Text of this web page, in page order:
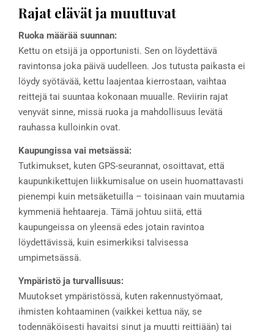
Rajat elävät ja muuttuvat
Ruoka määrää suunnan:
Kettu on etsijä ja opportunisti. Sen on löydettävä
ravintonsa joka päivä uudelleen. Jos tutusta paikasta ei
löydy syötävää, kettu laajentaa kierrostaan, vaihtaa
reittejä tai suuntaa kokonaan muualle. Reviirin rajat
venyvät sinne, missä ruoka ja mahdollisuus levätä
rauhassa kulloinkin ovat.
Kaupungissa vai metsässä:
Tutkimukset, kuten GPS-seurannat, osoittavat, että
kaupunkikettujen liikkumisalue on usein huomattavasti
pienempi kuin metsäketuilla – toisinaan vain muutamia
kymmeniä hehtaareja. Tämä johtuu siitä, että
kaupungeissa on yleensä edes jotain ravintoa
löydettävissä, kuin esimerkiksi talvisessa
umpimetsässä.
Ympäristö ja turvallisuus:
Muutokset ympäristössä, kuten rakennustyömaat,
ihmisten kohtaaminen (vaikkei kettua näy, se
todennäköisesti havaitsi sinut ja muutti reittiään) tai